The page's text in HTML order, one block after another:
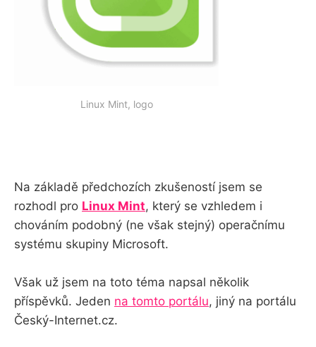
Linux Mint, logo
Na základě předchozích zkušeností jsem se
rozhodl pro Linux Mint, který se vzhledem i
chováním podobný (ne však stejný) operačnímu
systému skupiny Microsoft.
Však už jsem na toto téma napsal několik
příspěvků. Jeden na tomto portálu, jiný na portálu
Český-Internet.cz.